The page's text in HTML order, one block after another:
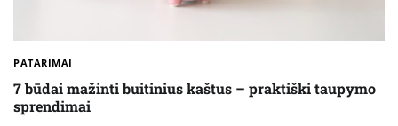
PATARIMAI
7 būdai mažinti buitinius kaštus – praktiški taupymo
sprendimai